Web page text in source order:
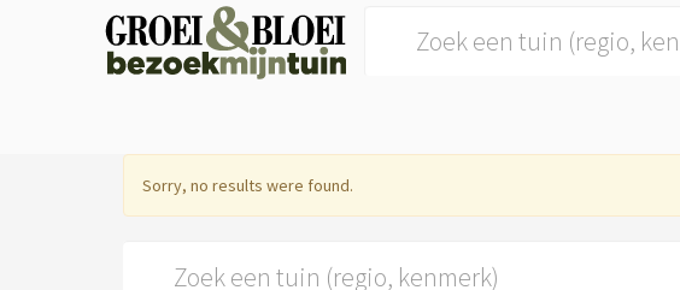
Sorry, no results were found.